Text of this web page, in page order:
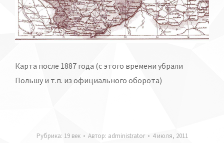
Карта после 1887 года (с этого времени убрали
Польшу и т.п. из официального оборота)
Рубрика: 19 век Автор: administrator
4 июля, 2011